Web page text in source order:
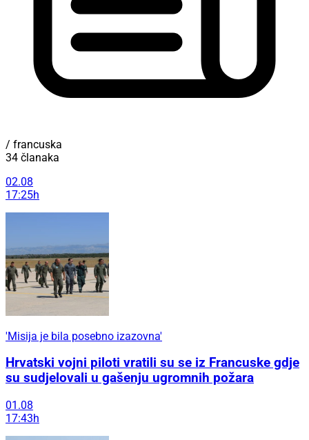
/ francuska
34 članaka
02.08
17:25h
'Misija je bila posebno izazovna'
Hrvatski vojni piloti vratili su se iz Francuske gdje
su sudjelovali u gašenju ugromnih požara
01.08
17:43h